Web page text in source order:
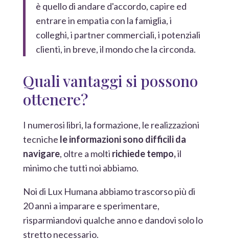
è quello di andare d'accordo, capire ed
entrare in empatia con la famiglia, i
colleghi, i partner commerciali, i potenziali
clienti, in breve, il mondo che la circonda.
Quali vantaggi si possono
ottenere?
I numerosi libri, la formazione, le realizzazioni
tecniche le informazioni sono difficili da
navigare, oltre a molti richiede tempo,il
minimo che tutti noi abbiamo.
Noi di Lux Humana abbiamo trascorso più di
20 anni a imparare e sperimentare,
risparmiandovi qualche anno e dandovi solo lo
stretto necessario.